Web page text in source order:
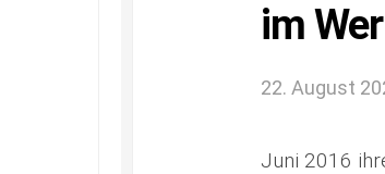
im
22. August
Juni 2016